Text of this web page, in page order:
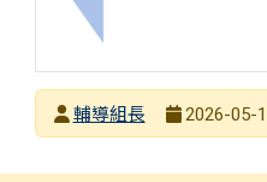
上一筆：本市115學
發布者
輔導組長
2026-05-